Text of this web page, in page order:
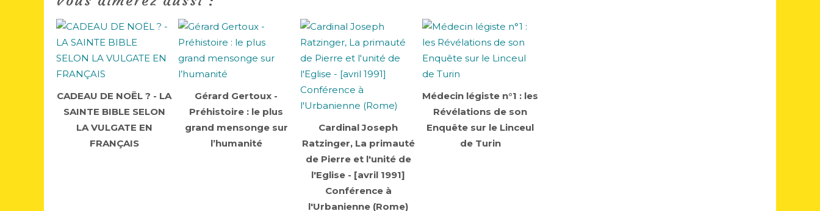
CADEAU DE NOËL ? - LA
SAINTE BIBLE SELON
LA VULGATE EN
FRANÇAIS
Gérard Gertoux -
Préhistoire : le plus
grand mensonge sur
l’humanité
Cardinal Joseph
Ratzinger, La primauté
de Pierre et l'unité de
l'Eglise - [avril 1991]
Conférence à
l'Urbanienne (Rome)
Médecin légiste n°1 : les
Révélations de son
Enquête sur le Linceul
de Turin